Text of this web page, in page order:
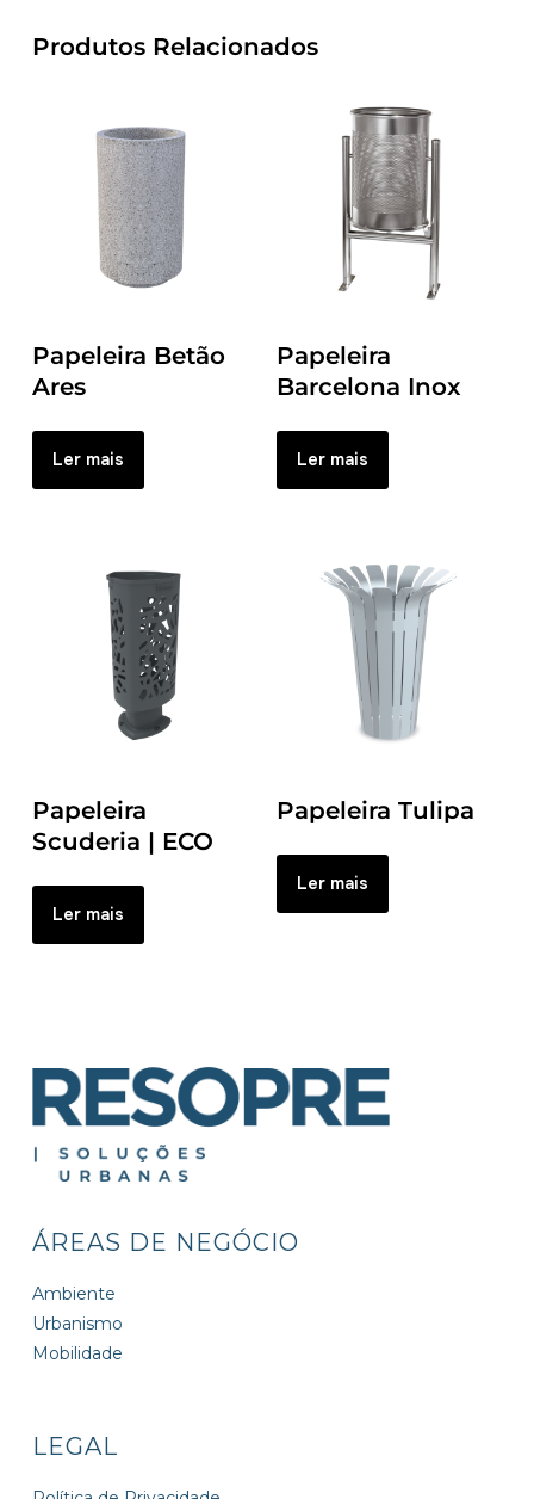
Produtos Relacionados
Papeleira Betão
Ares
Ler mais
Papeleira
Barcelona Inox
Ler mais
Papeleira
Scuderia | ECO
Ler mais
Papeleira Tulipa
Ler mais
ÁREAS DE NEGÓCIO
Ambiente
Urbanismo
Mobilidade
LEGAL